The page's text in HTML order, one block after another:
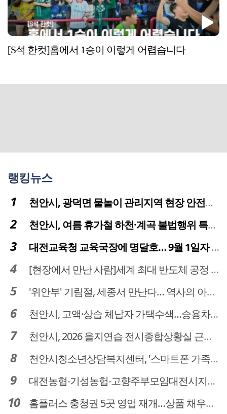
[S석 한컷]홈에서 1승이 이렇게 어렵습니다
랭킹뉴스
천안시, 광덕면 물놀이 관리지역 현장 안전점검 실시
천안시, 여름 휴가철 하천·계곡 불법행위 특별단속
대전교육청 교육국장에 명달호… 9월 1일자 181명 인사
[현장에서 만난 사람]세계 최대 반도체 공정 장비 제조 기업 ASML 한종호 매니저
'위안부' 기림절, 세종서 만난다… 역사의 아픔 치유, '평화의 장'
천안시, 고액·상습 체납자 가택수색…승용차 압류·공매 착수
천안시, 2026 을지연습 전시종합상황실 근무자 사전교육
천안시청소년상담복지센터, '스마트폰 가족치유캠프' 운영
대전농협-기성농헙-고향주부모임대전시지회, 이심점심 중식지원 봉사활동
홈플러스 충청권 5곳 영업 재개…상품 채우기 ‘속도전’